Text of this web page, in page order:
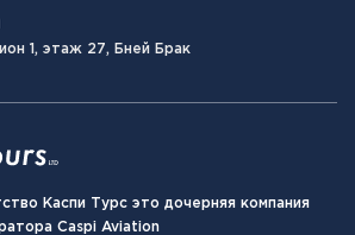
1, этаж 27, Бней Брак
Каспи Турс это дочерняя компания
Caspi Aviation